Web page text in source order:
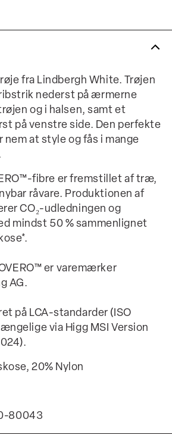
fra Lindbergh White. Trøjen
nederst på ærmerne
og i halsen, samt et
på venstre side. Den perfekte
nem at style og fås i mange
fibre er fremstillet af træ,
råvare. Produktionen af
CO₂-udledningen og
mindst 50 % sammenlignet
er varemærker
AG.
på LCA-standarder (ISO
via Higg MSI Version
20% Nylon
80043